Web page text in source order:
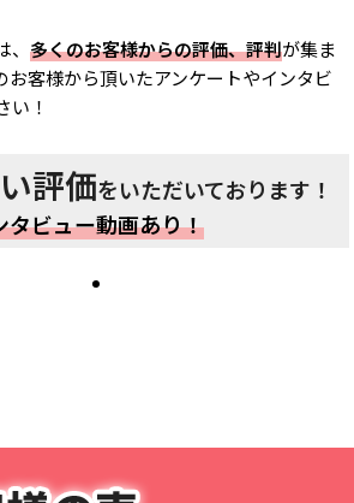
、多くのお客様からの評価、評判が集ま
お客様から頂いたアンケートやインタビ
い！
評価をいただいております！
タビュー動画あり！